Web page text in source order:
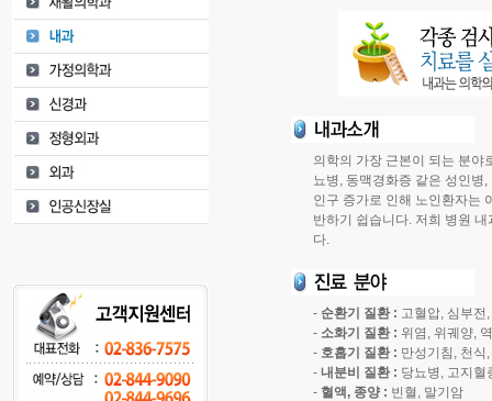
의학의 가장 근본이 되는 분야
뇨병, 동맥경화증 같은 성인병
인구 증가로 인해 노인환자는
반하기 쉽습니다. 저희 병원
다.
- 순환기 질환 : 고혈압, 심부전
- 소화기 질환 : 위염, 위궤양,
- 호흡기 질환 : 만성기침, 천식
- 내분비 질환 : 당뇨병, 고지혈
- 혈액, 종양 : 빈혈, 말기암